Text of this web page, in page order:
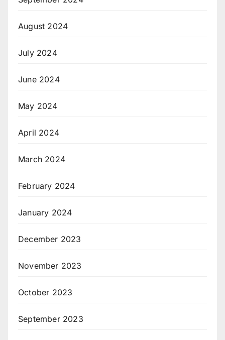
August 2024
July 2024
June 2024
May 2024
April 2024
March 2024
February 2024
January 2024
December 2023
November 2023
October 2023
September 2023